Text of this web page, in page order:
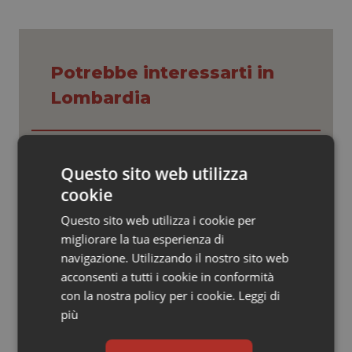
Oncologia & Nutrizione
Psoriasi & pelle
Quotidiano Cardiologia
Quotidiano Chirurgia
Quotidiano Oncologia
Quotidiano Pediatria
Potrebbe interessarti in
Lombardia
numero più alto degli ultimi cinque
Lombardia, nuove misure per liste
d’attesa e sanità territoriale.
Bertolaso: “Sistema più vicino ai
cittadini”
Lombardia. Al via il soccorso sanitario
Questo sito web utilizza
cookie
Questo sito web utilizza i cookie per
migliorare la tua esperienza di
navigazione. Utilizzando il nostro sito web
acconsenti a tutti i cookie in conformità
con la nostra policy per i cookie. Leggi di
più